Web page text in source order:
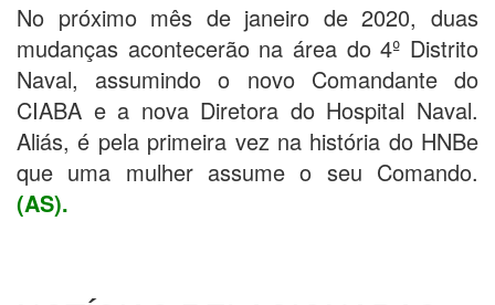
No próximo mês de janeiro de 2020, duas
mudanças acontecerão na área do 4º Distrito
Naval, assumindo o novo Comandante do
CIABA e a nova Diretora do Hospital Naval.
Aliás, é pela primeira vez na história do HNBe
que uma mulher assume o seu Comando.
(AS).